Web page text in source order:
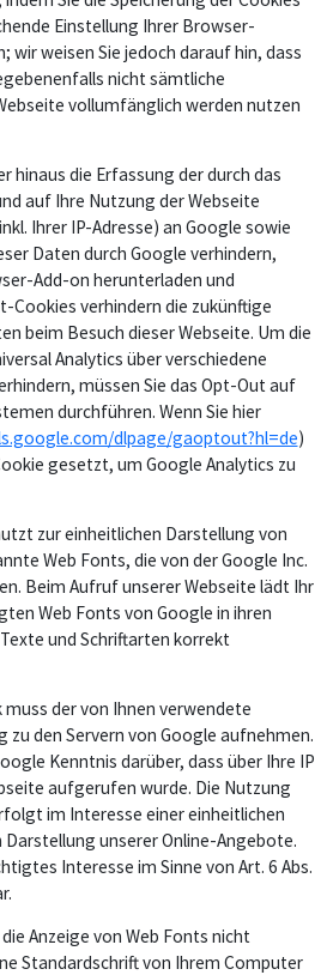
Einstellung Ihrer Browser-
wir weisen Sie jedoch darauf hin, dass
nicht sämtliche
vollumfänglich werden nutzen
hinaus die Erfassung der durch das
auf Ihre Nutzung der Webseite
Ihrer IP-Adresse) an Google sowie
Daten durch Google verhindern,
Add-on herunterladen und
Cookies verhindern die zukünftige
beim Besuch dieser Webseite. Um die
Analytics über verschiedene
müssen Sie das Opt-Out auf
durchführen. Wenn Sie hier
dlpage/gaoptout?hl=de)
gesetzt, um Google Analytics zu
zur einheitlichen Darstellung von
Web Fonts, die von der Google Inc.
Beim Aufruf unserer Webseite lädt Ihr
Web Fonts von Google in ihren
und Schriftarten korrekt
muss der von Ihnen verwendete
zu den Servern von Google aufnehmen.
Kenntnis darüber, dass über Ihre IP
aufgerufen wurde. Die Nutzung
im Interesse einer einheitlichen
Darstellung unserer Online-Angebote.
Interesse im Sinne von Art. 6 Abs.
Anzeige von Web Fonts nicht
Standardschrift von Ihrem Computer